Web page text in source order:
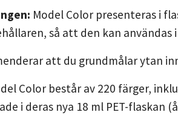
Model Color presenteras i
så att den kan användas
att du grundmålar ytan
Color består av 220 färger,
i deras nya 18 ml PET-